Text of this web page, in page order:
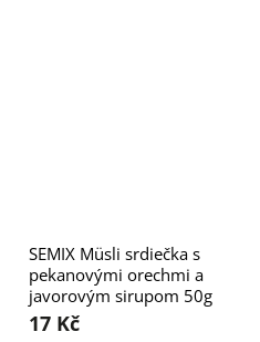
SEMIX Müsli srdiečka s
pekanovými orechmi a
javorovým sirupom 50g
17 Kč